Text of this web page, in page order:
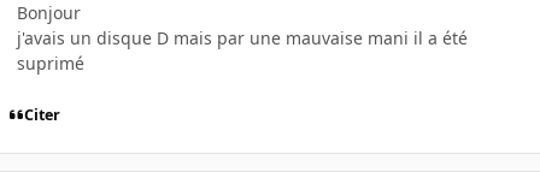
Bonjour
j'avais un disque D mais par une mauvaise mani il a été
suprimé
Citer